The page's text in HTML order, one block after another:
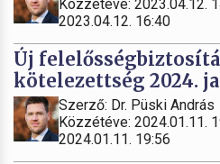
Közzétéve: 2023.04.12.
2023.04.12. 16:40
Új
kötelezettség 2024.
Szerző: Dr. Püski András
Közzétéve: 2024.01.11.
2024.01.11. 19:56